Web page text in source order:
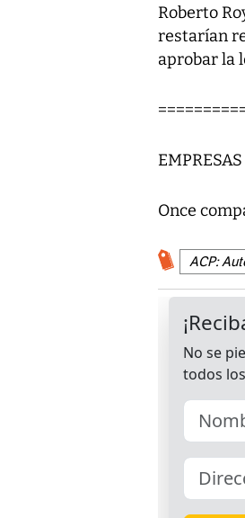
Roberto
restarían
aprobar la
Once
ACP: